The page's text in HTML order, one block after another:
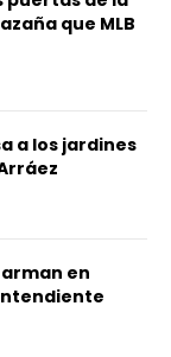
que MLB
a los jardines
arman en